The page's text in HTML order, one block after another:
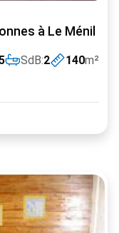
à Le Ménil
SdB:2 140m²